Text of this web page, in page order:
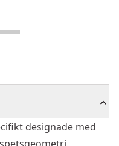
designade med